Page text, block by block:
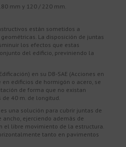
mm y 120 / 220 mm.
están sometidos a
La disposición de juntas
los efectos que estas
del edificio, previniendo la
en su DB-SAE (Acciones en
edificios de hormigón o acero, se
de forma que no existan
40 m. de longitud.
una solución para cubrir juntas de
ejerciendo además de
el libre movimiento de la estructura.
tanto en pavimentos